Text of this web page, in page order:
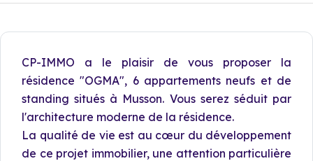
CP-IMMO a le plaisir de vous proposer la
résidence "OGMA", 6 appartements neufs et de
standing situés à Musson. Vous serez séduit par
l'architecture moderne de la résidence.
La qualité de vie est au cœur du développement
de ce projet immobilier, une attention particulière